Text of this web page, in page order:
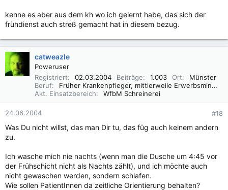
kenne es aber aus dem kh wo ich gelernt habe, das sich der
frühdienst auch streß gemacht hat in diesem bezug.
catweazle
Poweruser
Registriert
02.03.2004 Beiträge 1.003 Ort
Münster
Beruf
Früher Krankenpfleger, mittlerweile Erwerbsminderungsrentner
Akt. Einsatzbereich
WfbM Schreinerei
24.06.2004 #18
Was Du nicht willst, das man Dir tu, das füg auch keinem andern
zu.
Ich wasche mich nie nachts (wenn man die Dusche um 4:45 vor
der Frühschicht nicht als Nachts zählt), und ich möchte auch
nicht gewaschen werden, sondern schlafen.
Wie sollen PatientInnen da zeitliche Orientierung behalten?